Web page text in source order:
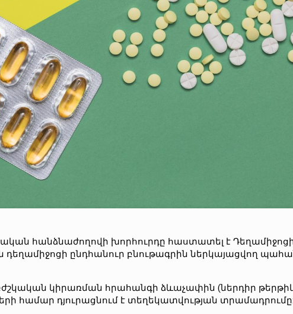
հանձնաժողովի խորհուրդը հաստատել է
ընդհանուր բնութագրին ներկայացվող
կիրառման հրահանգի ձևաչափին (ներդիր
համար դյուրացնում է տեղեկատվության տրամադրումը: